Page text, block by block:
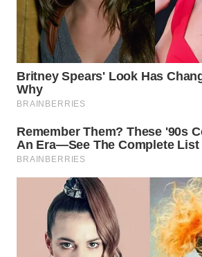
ADVOKAT
WAHANA
INFRASTRUKTUR
WAHANA
KONSUMEN
WAHANA
LISTRIK
WAHANA
TRAVEL
WAHANA